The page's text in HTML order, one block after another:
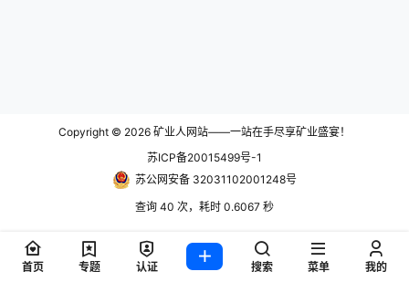
Copyright © 2026 矿业人网站——一站在手尽享矿业盛宴！
苏ICP备20015499号-1
苏公网安备 32031102001248号
查询 40 次，耗时 0.6067 秒
首页 专题 认证 搜索 菜单 我的